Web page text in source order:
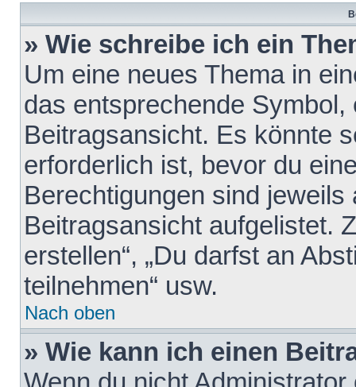
» Wie schreibe ich ein
Um eine neues Thema in
das entsprechende
Beitragsansicht. Es könnte
erforderlich ist, bevor du
Berechtigungen sind
Beitragsansicht aufgelistet.
erstellen“, „Du darfst an
teilnehmen“ usw.
Nach oben
» Wie kann ich einen